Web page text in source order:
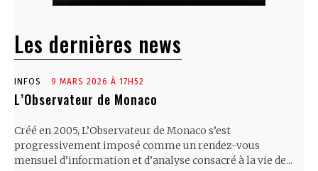
Les dernières news
INFOS 9 MARS 2026 À 17H52
L’Observateur de Monaco
Créé en 2005, L’Observateur de Monaco s’est
progressivement imposé comme un rendez-vous
mensuel d’information et d’analyse consacré à la vie de...